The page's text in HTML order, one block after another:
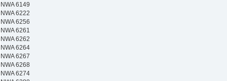
NWA 6149
NWA 6222
NWA 6256
NWA 6261
NWA 6262
NWA 6264
NWA 6267
NWA 6268
NWA 6274